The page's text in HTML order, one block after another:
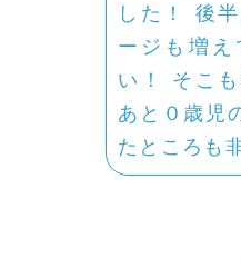
した！ 後
ージも増え
い！ そこ
あと０歳児
たところも